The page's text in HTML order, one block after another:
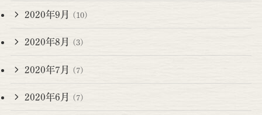
2020年9月 (10)
2020年8月 (3)
2020年7月 (7)
2020年6月 (7)